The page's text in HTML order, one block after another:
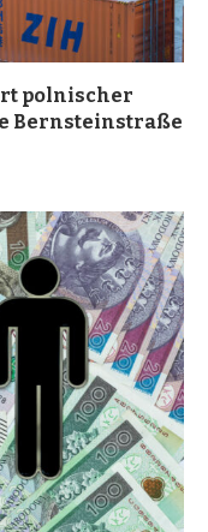
polnischer
Bernsteinstraße